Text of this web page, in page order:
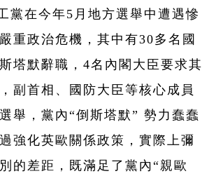
黨在今年5月地方選舉中遭遇慘
重政治危機，其中有30多名國
塔默辭職，4名內閣大臣要求其
副首相、國防大臣等核心成員
舉，黨內“倒斯塔默” 勢力蠢蠢
強化英歐關係政策，實際上彌
的差距，既滿足了黨內“親歐